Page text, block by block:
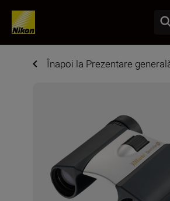
Înapoi la Prezentare